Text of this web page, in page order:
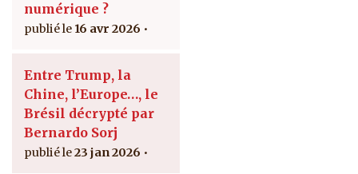
numérique ?
16 avr 2026
Entre Trump, la
Chine, l’Europe…, le
Brésil décrypté par
Bernardo Sorj
23 jan 2026